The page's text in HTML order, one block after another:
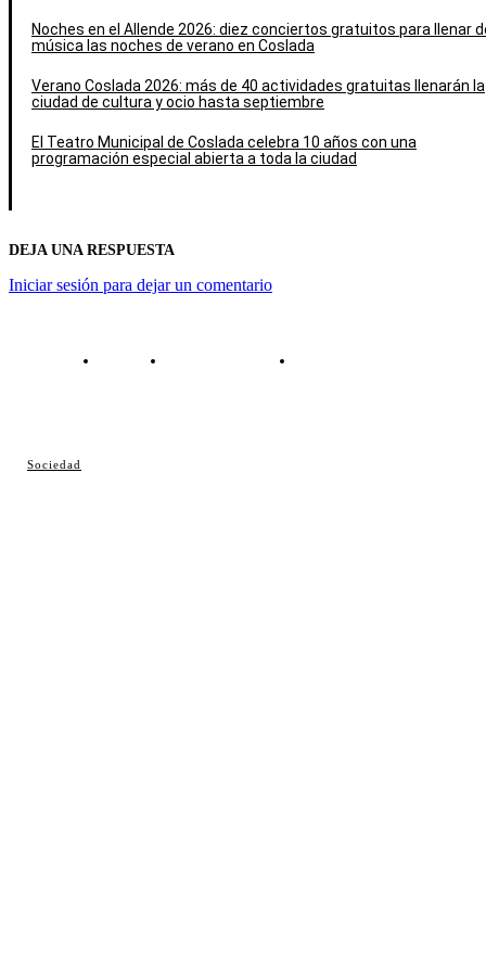
Sociedad
Noches en el Allende 2026: diez conciertos gratuitos para llenar
música las noches de verano en Coslada
Verano Coslada 2026: más de 40 actividades gratuitas llenarán la
ciudad de cultura y ocio hasta septiembre
El Teatro Municipal de Coslada celebra 10 años con una
programación especial abierta a toda la ciudad
DEJA UNA RESPUESTA
Iniciar sesión para dejar un comentario
Contacto Política de cookies